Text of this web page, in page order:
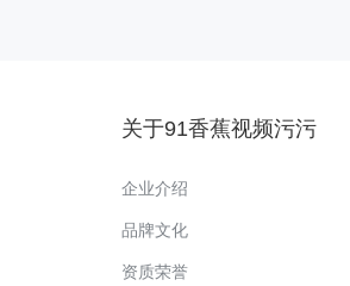
关于91香蕉视频污污
企业介绍
品牌文化
资质荣誉